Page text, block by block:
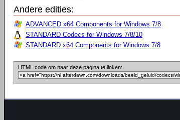
Andere edities:
ADVANCED x64 Components for Windows 7/8
STANDARD Codecs for Windows 7/8/10
STANDARD x64 Components for Windows 7/8
HTML code om naar deze pagina te linken: